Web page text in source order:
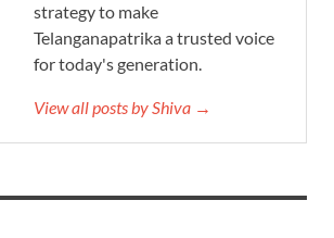
strategy to make
Telanganapatrika a trusted voice
for today's generation.
View all posts by Shiva →